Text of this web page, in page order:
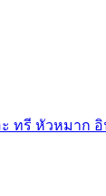
ะ ทรี หัวหมาก อิ